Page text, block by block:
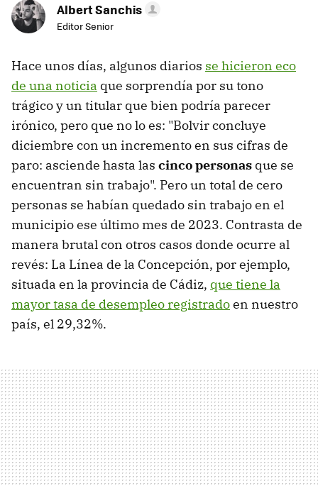
Albert Sanchis
Editor Senior
Hace unos días, algunos diarios se hicieron eco
de una noticia que sorprendía por su tono
trágico y un titular que bien podría parecer
irónico, pero que no lo es: "Bolvir concluye
diciembre con un incremento en sus cifras de
paro: asciende hasta las cinco personas que se
encuentran sin trabajo". Pero un total de cero
personas se habían quedado sin trabajo en el
municipio ese último mes de 2023. Contrasta de
manera brutal con otros casos donde ocurre al
revés: La Línea de la Concepción, por ejemplo,
situada en la provincia de Cádiz, que tiene la
mayor tasa de desempleo registradoen nuestro
país, el 29,32%.